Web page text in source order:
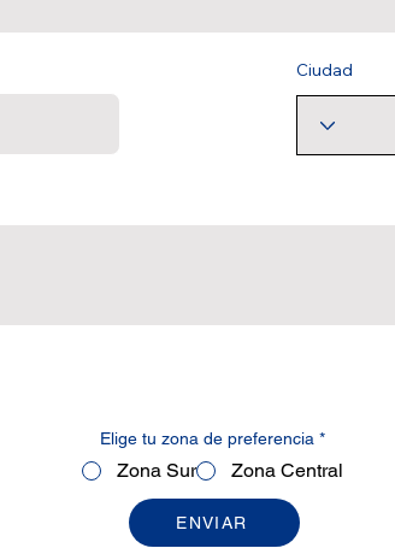
Ciudad
Elige tu zona de preferencia *
Zona Sur Zona Central
ENVIAR